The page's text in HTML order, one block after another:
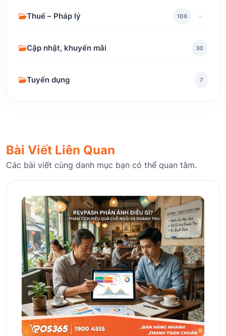
Thuế – Pháp lý 108
Cập nhật, khuyến mãi 30
Tuyển dụng 7
Bài Viết Liên Quan
Các bài viết cùng danh mục bạn có thể quan tâm.